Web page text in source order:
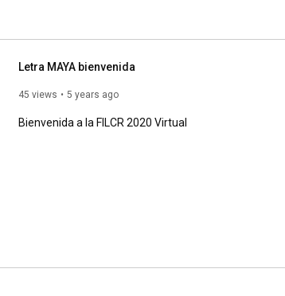
Letra MAYA bienvenida
45 views 5 years ago
Bienvenida a la FILCR 2020 Virtual